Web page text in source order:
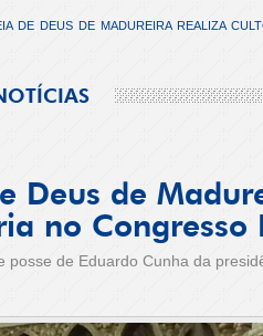
DE DEUS DE MADUREIRA REALIZA
Deus de
no Congresso
posse de Eduardo Cunha da